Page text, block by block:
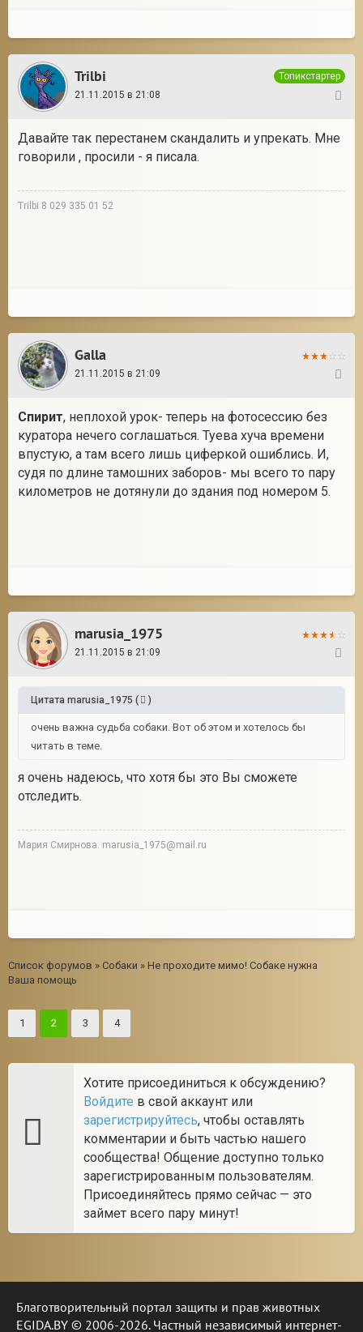
Trilbi
Топикстартер
21.11.2015 в 21:08
Давайте так перестанем скандалить и упрекать. Мне
говорили , просили - я писала.
Trilbi 8 029 335 01 52
Galla
21.11.2015 в 21:09
Спирит, неплохой урок- теперь на фотосессию без
куратора нечего соглашаться. Туева хуча времени
впустую, а там всего лишь циферкой ошиблись. И,
судя по длине тамошних заборов- мы всего то пару
километров не дотянули до здания под номером 5.
marusia_1975
21.11.2015 в 21:09
Цитата marusia_1975 ( )
очень важна судьба собаки. Вот об этом и хотелось бы
читать в теме.
я очень надеюсь, что хотя бы это Вы сможете
отследить.
Мария Смирнова. marusia_1975@mail.ru
Список форумов » Собаки » Не проходите мимо! Собаке нужна
Ваша помощь
1 2 3 4
Хотите присоединиться к обсуждению?
Войдите в свой аккаунт или
зарегистрируйтесь, чтобы оставлять
комментарии и быть частью нашего
сообщества! Общение доступно только
зарегистрированным пользователям.
Присоединяйтесь прямо сейчас — это
займет всего пару минут!
Благотворительный портал защиты и прав животных
EGIDA.BY © 2006-2026. Частный независимый интернет-